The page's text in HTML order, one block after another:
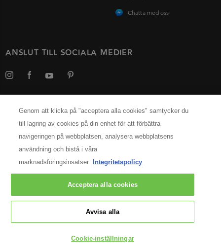
Chatta med oss
ANSLUT TILL SOCIALA MEDIER
Välj ditt land
INFORMATION OM TILLVERKAREN
Kérastase Paris
14, rue Royale 75008 Paris
[email protected]
© 2025 Kérastase. All rights reserved
Genom att klicka på "acceptera alla cookies" samtycker du
till lagring av cookies på din enhet för att förbättra
navigeringen på webbplatsen, analysera webbplatsens
användning och bistå i våra
marknadsföringsinsatser.
Integritetspolicy
Cookie-inställningar
Avvisa alla
Acceptera alla cookies